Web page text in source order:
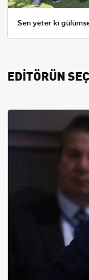
Sen yeter ki
EDİTÖRÜN